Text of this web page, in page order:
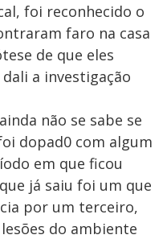
foi reconhecido o
faro na casa
de que eles
a investigação
não se sabe se
dopad0 com algum
em que ficou
já saiu foi um que
por um terceiro,
do ambiente